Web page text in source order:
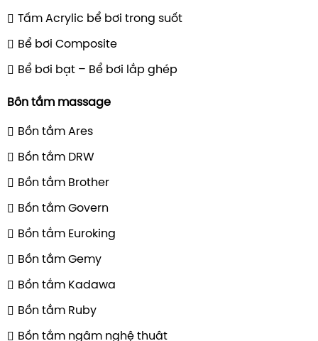
Tấm Acrylic bể bơi trong suốt
Bể bơi Composite
Bể bơi bạt – Bể bơi lắp ghép
Bồn tắm massage
Bồn tắm Ares
Bồn tắm DRW
Bồn tắm Brother
Bồn tắm Govern
Bồn tắm Euroking
Bồn tắm Gemy
Bồn tắm Kadawa
Bồn tắm Ruby
Bồn tắm ngâm nghệ thuật